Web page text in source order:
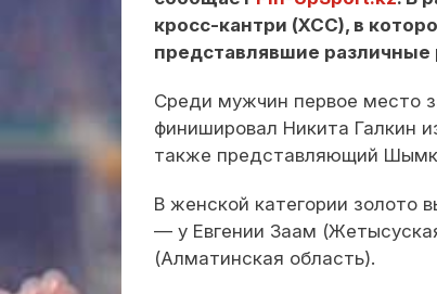
кросс-кантри (XCC), в
представлявшие различные
Среди мужчин первое место
финишировал Никита Галкин
также представляющий
В женской категории золото
— у Евгении Заам
(Алматинская область).